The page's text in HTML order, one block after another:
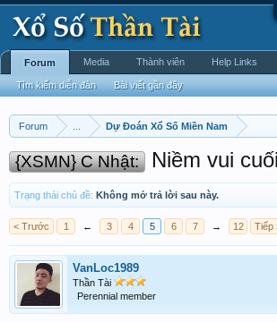
Forum Dự Đoán Xổ Số Miền Nam
{XSMN} C Nhật: Niềm vui
Trạng thái chủ đề: Không mở trả lời sau này.
< Trước 1 ← 3 4 5 6 7 → 12 Tiếp
VanLoc1989
Thần Tài
Perennial member
Forum
Tìm kiếm diễn đàn Bài viết gần đây
Media Thành viên Help Links